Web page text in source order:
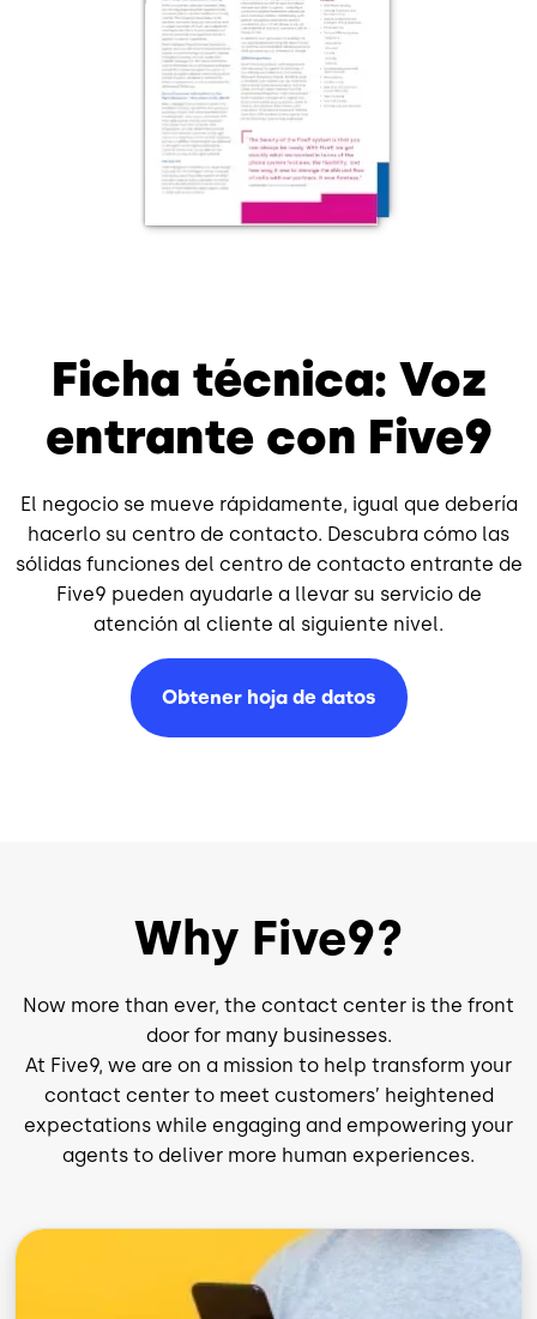
Ficha técnica: Voz
entrante con Five9
El negocio se mueve rápidamente, igual que debería
hacerlo su centro de contacto. Descubra cómo las
sólidas funciones del centro de contacto entrante de
Five9 pueden ayudarle a llevar su servicio de
atención al cliente al siguiente nivel.
Obtener hoja de datos
Why Five9?
Now more than ever, the contact center is the front
door for many businesses.
At Five9, we are on a mission to help transform your
contact center to meet customers’ heightened
expectations while engaging and empowering your
agents to deliver more human experiences.
Imagen